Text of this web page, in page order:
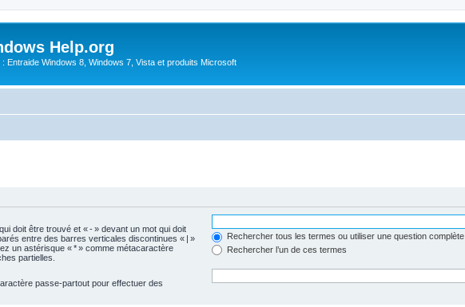
Help.org
: Entraide Windows 8, Windows 7, Vista et produits Microsoft
doit être trouvé et « - » devant un mot qui doit
entre des barres verticales discontinues « | »
un astérisque « * » comme métacaractère
partielles.
Rechercher tous les termes ou utiliser une question complète
Rechercher l’un de ces termes
passe-partout pour effectuer des